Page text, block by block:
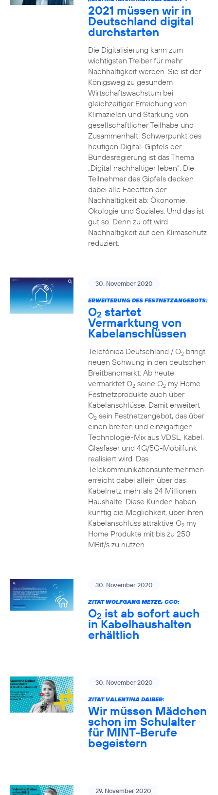
2021 müssen wir in
Deutschland digital
durchstarten
Die Digitalisierung kann zum
wichtigsten Treiber für mehr
Nachhaltigkeit werden. Sie ist der
Königsweg zu gesundem
Wirtschaftswachstum bei
gleichzeitiger Erreichung von
Klimazielen und Stärkung von
gesellschaftlicher Teilhabe und
Zusammenhalt. Schwerpunkt des
heutigen Digital-Gipfels der
Bundesregierung ist das Thema
„Digital nachhaltiger leben“. Die
Teilnehmer des Gipfels decken
dabei alle Facetten der
Nachhaltigkeit ab: Ökonomie,
Ökologie und Soziales. Und das ist
gut so. Denn zu oft wird
Nachhaltigkeit auf den Klimaschutz
reduziert.
30. November 2020
ERWEITERUNG DES FESTNETZANGEBOTS:
O2 startet
Vermarktung von
Kabelanschlüssen
Telefónica Deutschland / O2bringt
neuen Schwung in den deutschen
Breitbandmarkt: Ab heute
vermarktet O2seine O2my Home
Festnetzprodukte auch über
Kabelanschlüsse. Damit erweitert
O2sein Festnetzangebot, das über
einen breiten und einzigartigen
Technologie-Mix aus VDSL, Kabel,
Glasfaser und 4G/5G-Mobilfunk
realisiert wird. Das
Telekommunikationsunternehmen
erreicht dabei allein über das
Kabelnetz mehr als 24 Millionen
Haushalte. Diese Kunden haben
künftig die Möglichkeit, über ihren
Kabelanschluss attraktive O2my
Home Produkte mit bis zu 250
MBit/s zu nutzen.
30. November 2020
ZITAT WOLFGANG METZE, CCO:
O2 ist ab sofort auch
in Kabelhaushalten
erhältlich
30. November 2020
ZITAT VALENTINA DAIBER:
Wir müssen Mädchen
schon im Schulalter
für MINT-Berufe
begeistern
29. November 2020